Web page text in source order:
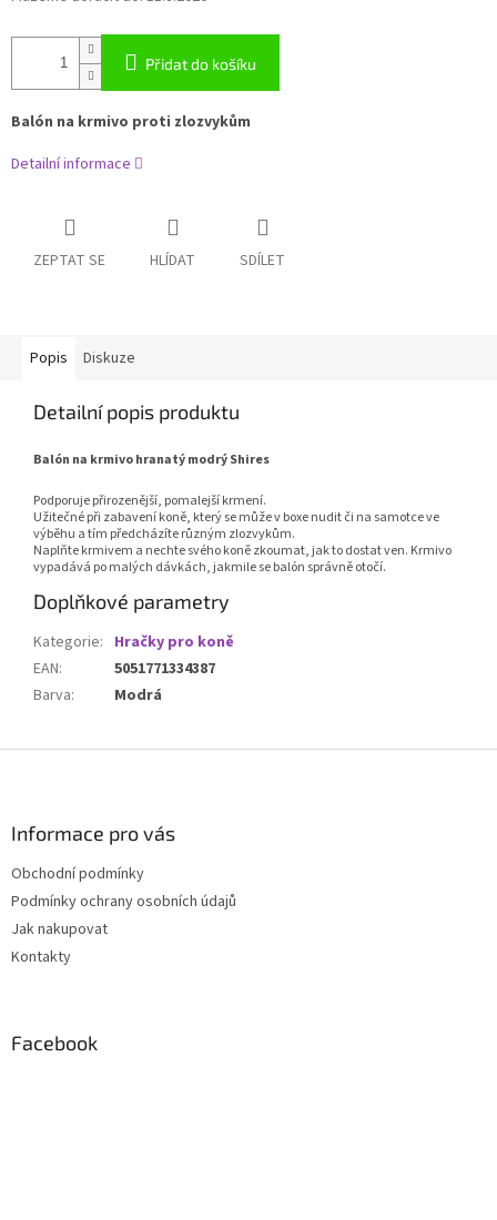
Přidat do košíku
Balón na krmivo proti zlozvykům
Detailní informace
ZEPTAT SE HLÍDAT SDÍLET
Popis Diskuze
Detailní popis produktu
Balón na krmivo hranatý modrý Shires
Podporuje přirozenější, pomalejší krmení.
Užitečné při zabavení koně, který se může v boxe nudit či na samotce ve
výběhu a tím předcházíte různým zlozvykům.
Naplňte krmivem a nechte svého koně zkoumat, jak to dostat ven. Krmivo
vypadává po malých dávkách, jakmile se balón správně otočí.
Doplňkové parametry
Kategorie: Hračky pro koně
EAN:
5051771334387
Barva: Modrá
Informace pro vás
Obchodní podmínky
Podmínky ochrany osobních údajů
Jak nakupovat
Kontakty
Facebook